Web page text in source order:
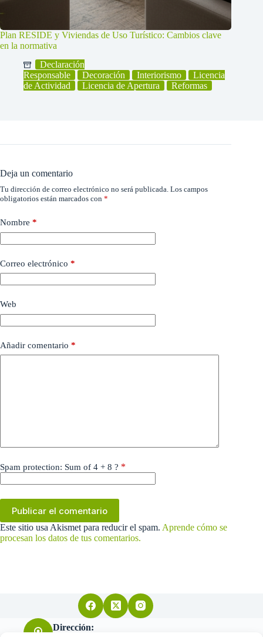
Plan RESIDE y Viviendas de Uso Turístico: Cambios clave
en la normativa
Declaración
Responsable
Decoración Interiorismo
Licencia
de Actividad
Licencia de Apertura Reformas
Deja un comentario
Tu dirección de correo electrónico no será publicada. Los campos
obligatorios están marcados con *
Nombre *
Correo electrónico *
Web
Añadir comentario *
Spam protection: Sum of 4 + 8 ? *
Publicar el comentario
Este sitio usa Akismet para reducir el spam. Aprende cómo se
procesan los datos de tus comentarios.
Dirección: